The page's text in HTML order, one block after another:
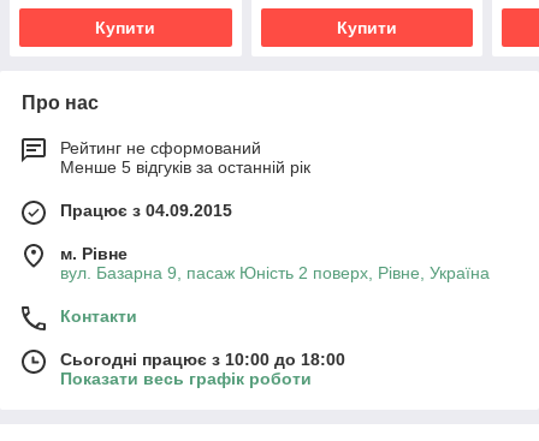
Купити Купити
Про нас
Рейтинг не сформований
Менше 5 відгуків за останній рік
Працює з 04.09.2015
м. Рівне
вул. Базарна 9, пасаж Юність 2 поверх, Рівне, Україна
Контакти
Сьогодні працює з 10:00 до 18:00
Показати весь графік роботи